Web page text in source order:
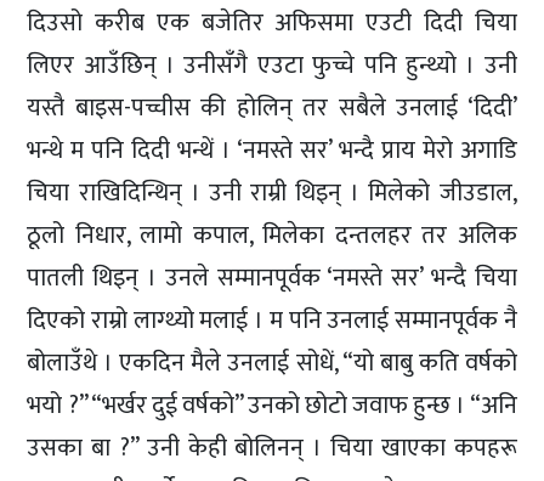
दिउसो करीब एक बजेतिर अफिसमा एउटी दिदी चिया
लिएर आउँछिन् । उनीसँगै एउटा फुच्चे पनि हुन्थ्यो । उनी
यस्तै बाइस-पच्चीस की होलिन् तर सबैले उनलाई ‘दिदी’
भन्थे म पनि दिदी भन्थें । ‘नमस्ते सर’ भन्दै प्राय मेरो अगाडि
चिया राखिदिन्थिन् । उनी राम्री थिइन् । मिलेको जीउडाल,
ठूलो निधार, लामो कपाल, मिलेका दन्तलहर तर अलिक
पातली थिइन् । उनले सम्मानपूर्वक ‘नमस्ते सर’ भन्दै चिया
दिएको राम्रो लाग्थ्यो मलाई । म पनि उनलाई सम्मानपूर्वक नै
बोलाउँथे । एकदिन मैले उनलाई सोधें, “यो बाबु कति वर्षको
भयो ?” “भर्खर दुई वर्षको” उनको छोटो जवाफ हुन्छ । “अनि
उसका बा ?” उनी केही बोलिनन् । चिया खाएका कपहरू